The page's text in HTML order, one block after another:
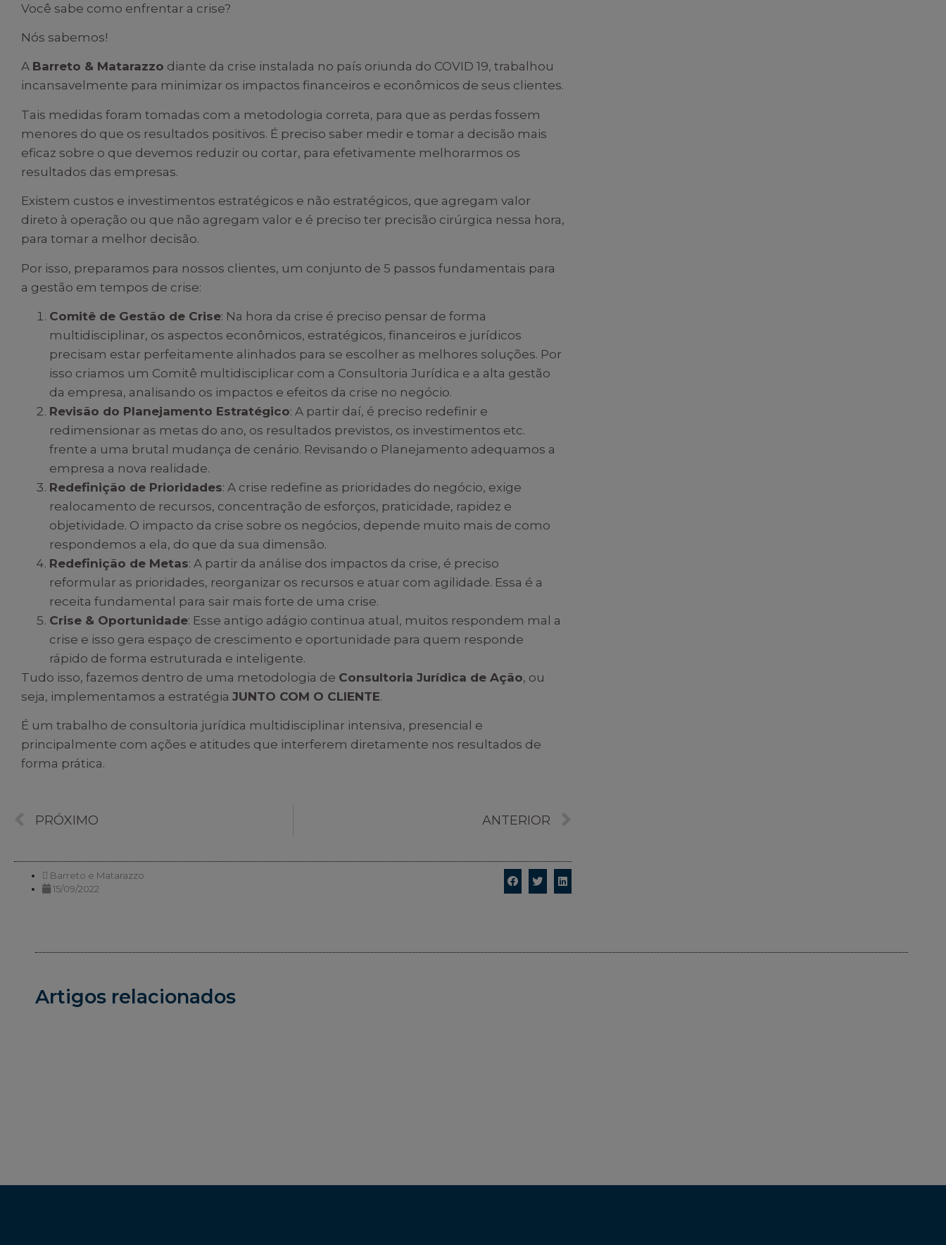
Você sabe como enfrentar a crise?
Nós sabemos!
A Barreto & Matarazzo diante da crise instalada no país oriunda do COVID 19, trabalhou
incansavelmente para minimizar os impactos financeiros e econômicos de seus clientes.
Tais medidas foram tomadas com a metodologia correta, para que as perdas fossem
menores do que os resultados positivos. É preciso saber medir e tomar a decisão mais
eficaz sobre o que devemos reduzir ou cortar, para efetivamente melhorarmos os
resultados das empresas.
Existem custos e investimentos estratégicos e não estratégicos, que agregam valor
direto à operação ou que não agregam valor e é preciso ter precisão cirúrgica nessa hora,
para tomar a melhor decisão.
Por isso, preparamos para nossos clientes, um conjunto de 5 passos fundamentais para
a gestão em tempos de crise:
Comitê de Gestão de Crise: Na hora da crise é preciso pensar de forma
multidisciplinar, os aspectos econômicos, estratégicos, financeiros e jurídicos
precisam estar perfeitamente alinhados para se escolher as melhores soluções. Por
isso criamos um Comitê multidisciplicar com a Consultoria Jurídica e a alta gestão
da empresa, analisando os impactos e efeitos da crise no negócio.
Revisão do Planejamento Estratégico: A partir daí, é preciso redefinir e
redimensionar as metas do ano, os resultados previstos, os investimentos etc.
frente a uma brutal mudança de cenário. Revisando o Planejamento adequamos a
empresa a nova realidade.
Redefinição de Prioridades: A crise redefine as prioridades do negócio, exige
realocamento de recursos, concentração de esforços, praticidade, rapidez e
objetividade. O impacto da crise sobre os negócios, depende muito mais de como
respondemos a ela, do que da sua dimensão.
Redefinição de Metas: A partir da análise dos impactos da crise, é preciso
reformular as prioridades, reorganizar os recursos e atuar com agilidade. Essa é a
receita fundamental para sair mais forte de uma crise.
Crise & Oportunidade: Esse antigo adágio continua atual, muitos respondem mal a
crise e isso gera espaço de crescimento e oportunidade para quem responde
rápido de forma estruturada e inteligente.
Tudo isso, fazemos dentro de uma metodologia de Consultoria Jurídica de Ação, ou
seja, implementamos a estratégia JUNTO COM O CLIENTE.
É um trabalho de consultoria jurídica multidisciplinar intensiva, presencial e
principalmente com ações e atitudes que interferem diretamente nos resultados de
forma prática.
PRÓXIMO ANTERIOR
Barreto e Matarazzo
15/09/2022
Artigos relacionados